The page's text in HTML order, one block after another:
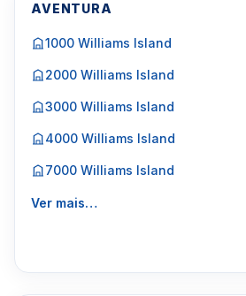
AVENTURA
1000 Williams Island
2000 Williams Island
3000 Williams Island
4000 Williams Island
7000 Williams Island
Ver mais…